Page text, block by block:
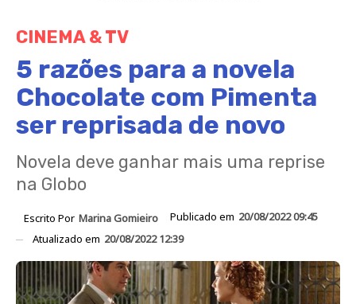
CINEMA & TV
5 razões para a novela
Chocolate com Pimenta
ser reprisada de novo
Novela deve ganhar mais uma reprise
na Globo
Escrito Por Marina Gomieiro Publicado em 20/08/2022 09:45
Atualizado em 20/08/2022 12:39